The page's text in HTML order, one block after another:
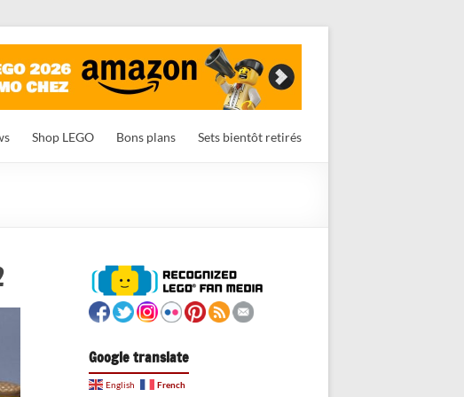
Shop LEGO Bons plans Sets bientôt retirés
Google translate
English French